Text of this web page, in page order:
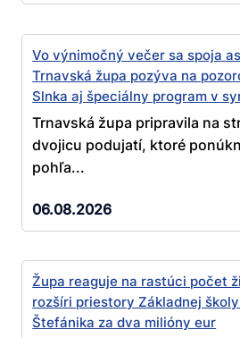
Vo výnimočný večer sa spoja
Trnavská župa pozýva na
Slnka aj špeciálny program v
Trnavská župa pripravila na
dvojicu podujatí, ktoré
pohľa...
06.08.2026
Župa reaguje na rastúci počet
rozšíri priestory Základnej školy
Štefánika za dva milióny eur